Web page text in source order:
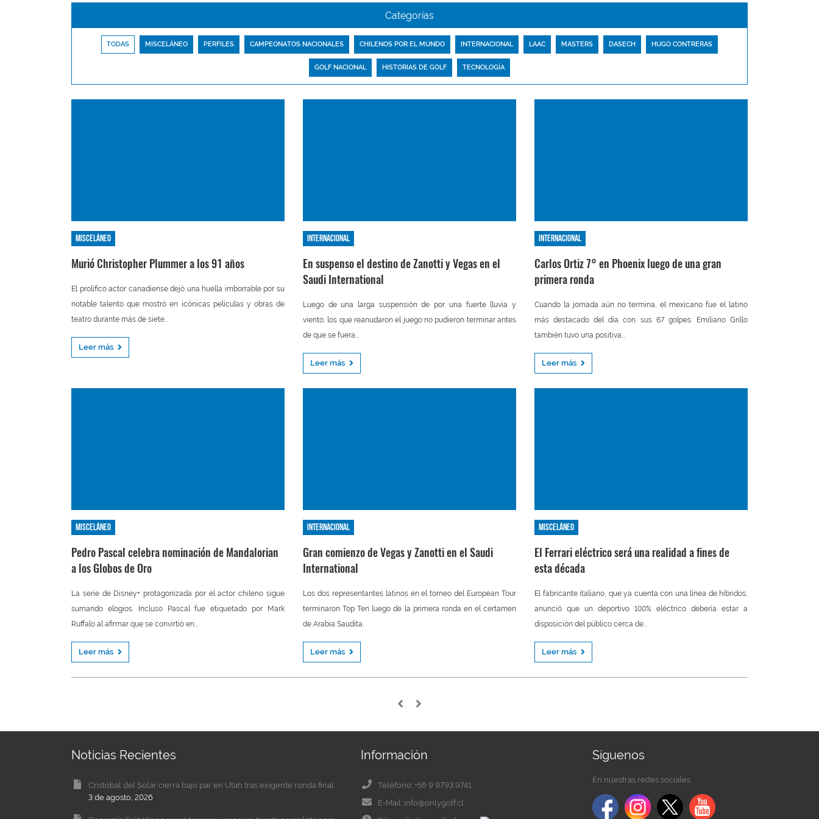
Categorías
TODAS MISCELÁNEO PERFILES CAMPEONATOS NACIONALES CHILENOS POR EL MUNDO INTERNACIONAL LAAC MASTERS DASECH HUGO CONTRERAS
GOLF NACIONAL HISTORIAS DE GOLF TECNOLOGÍA
Misceláneo
Murió Christopher Plummer a los 91 años
El prolífico actor canadiense dejó una huella imborrable por su
notable talento que mostró en icónicas películas y obras de
teatro durante más de siete...
Leer más
Internacional
En suspenso el destino de Zanotti y Vegas en el
Saudi International
Luego de una larga suspensión de por una fuerte lluvia y
viento, los que reanudaron el juego no pudieron terminar antes
de que se fuera...
Leer más
Internacional
Carlos Ortiz 7° en Phoenix luego de una gran
primera ronda
Cuando la jornada aún no termina, el mexicano fue el latino
más destacado del día con sus 67 golpes. Emiliano Grillo
también tuvo una positiva...
Leer más
Misceláneo
Pedro Pascal celebra nominación de Mandalorian
a los Globos de Oro
La serie de Disney+ protagonizada por el actor chileno sigue
sumando elogios. Incluso Pascal fue etiquetado por Mark
Ruffalo al afirmar que se convirtió en...
Leer más
Internacional
Gran comienzo de Vegas y Zanotti en el Saudi
International
Los dos representantes latinos en el torneo del European Tour
terminaron Top Ten luego de la primera ronda en el certamen
de Arabia Saudita.
Leer más
Misceláneo
El Ferrari eléctrico será una realidad a fines de
esta década
El fabricante italiano, que ya cuenta con una línea de híbridos,
anunció que un deportivo 100% eléctrico debería estar a
disposición del público cerca de...
Leer más
Noticias Recientes
Cristóbal del Solar cierra bajo par en Utah tras exigente ronda final
3 de agosto, 2026
Información
Teléfono: +56 9 9793 9741
E-Mail: info@onlygolf.cl
Síguenos
En nuestras redes sociales